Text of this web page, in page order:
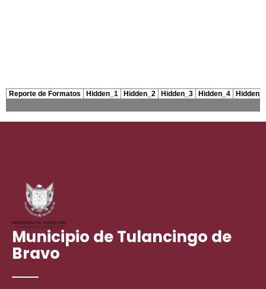
Municipio de Tulancingo de
Bravo